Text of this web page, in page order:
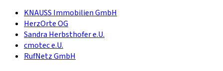
KNAUSS Immobilien GmbH
HerzOrte OG
Sandra Herbsthofer e.U.
cmotec e.U.
RufNetz GmbH